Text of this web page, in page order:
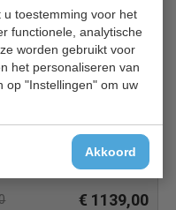
u toestemming voor het
functionele, analytische
worden gebruikt voor
het personaliseren van
op "Instellingen" om uw
Akkoord
wit
jou?
53 vrieskist
€ 1139,00